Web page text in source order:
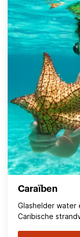
Caraïben
Glashelder water
Caribische